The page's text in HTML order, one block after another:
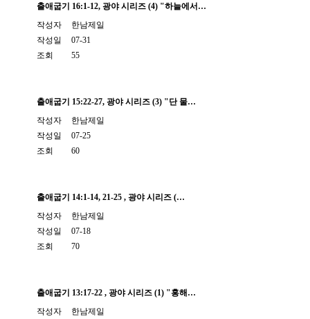
출애굽기 16:1-12, 광야 시리즈 (4) "하늘에서…
작성자
한남제일
작성일
07-31
조회
55
출애굽기 15:22-27, 광야 시리즈 (3) "단 물…
작성자
한남제일
작성일
07-25
조회
60
출애굽기 14:1-14, 21-25 , 광야 시리즈 (…
작성자
한남제일
작성일
07-18
조회
70
출애굽기 13:17-22 , 광야 시리즈 (1) "홍해…
작성자
한남제일